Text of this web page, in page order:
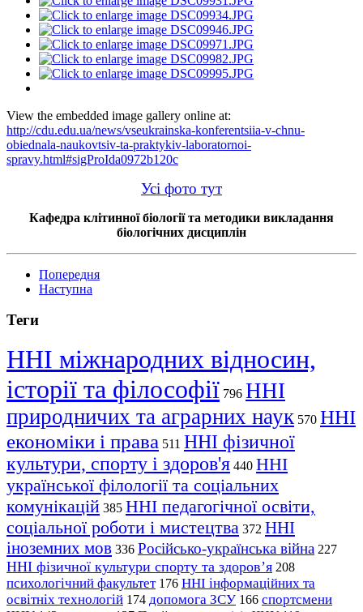
View the embedded image gallery online at:
http://cdu.edu.ua/news/vseukrainska-konferentsiia-v-chnu-
obiednala-naukovtsiv-ta-praktykiv-laboratornoi-
spravy.html#sigProIda0972b120c
Усі фото тут
Кафедра клітинної біології та методики викладання
біологічних дисциплін
Попередня
Наступна
Теги
ННІ міжнародних відносин,
історії та філософії 796 ННІ
природничих та аграрних наук 570 ННІ
економіки і права 511 ННІ фізичної
культури, спорту і здоров'я 440 ННІ
української філології та соціальних
комунікацій 385 ННІ педагогічної освіти,
соціальної роботи і мистецтва 372 ННІ
іноземних мов 336 Російсько-українська війна 227
ННІ фізичної культури спорту та здоров’я 208
психологічний факультет 176 ННІ інформаційних та
освітніх технологій 174 допомога ЗСУ 166 спортсмени